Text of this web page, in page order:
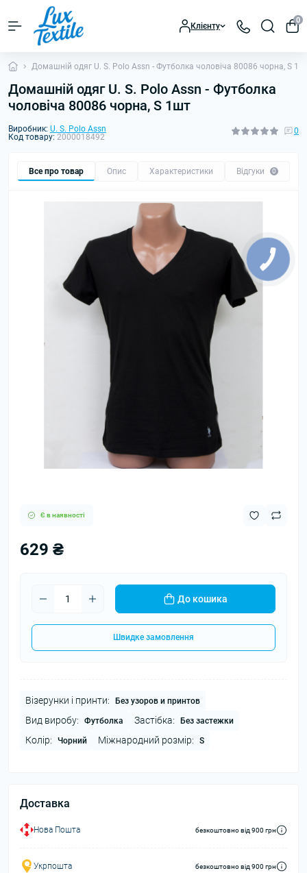
Клієнту
0
Домашній одяг U. S. Polo Assn - Футболка чоловіча 80086 чорна, S
Домашній одяг U. S. Polo Assn - Футболка
чоловіча 80086 чорна, S 1шт
Виробник: U. S. Polo Assn
Код товару: 2000018492
0
Все про товар Опис Характеристики Відгуки 0
Є в наявності
629 ₴
До кошика
Швидке замовлення
Візерунки і принти: Без узоров и принтов
Вид виробу: Футболка Застібка: Без застежки
Колір: Чорний Міжнародний розмір: S
Доставка
Нова Пошта безкоштовно від 900 грн
Укрпошта безкоштовно від 900 грн